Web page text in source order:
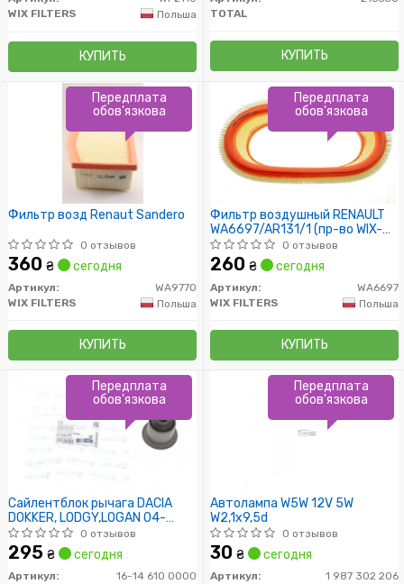
WIX FILTERS
Польша
КУПИТЬ
TOTAL
КУПИТЬ
Фильтр возд Renaut Sandero
0 отзывов
360 ₴ сегодня
Артикул:
WA9770
WIX FILTERS
Польша
КУПИТЬ
Передплата
обов'язкова
Фильтр воздушный RENAULT
WA6697/AR131/1 (пр-во WIX-
Filtron UA)
0 отзывов
260 ₴ сегодня
Артикул:
WA6697
WIX FILTERS
Польша
КУПИТЬ
Передплата
обов'язкова
Сайлентблок рычага DACIA
DOKKER, LODGY,LOGAN 04-
перед. мост низ (Пр-во MEYLE)
0 отзывов
295 ₴ сегодня
Артикул:
16-14 610 0000
Передплата
обов'язкова
Автолампа W5W 12V 5W
W2,1x9,5d
0 отзывов
30 ₴ сегодня
Артикул:
1 987 302 206
Передплата
обов'язкова